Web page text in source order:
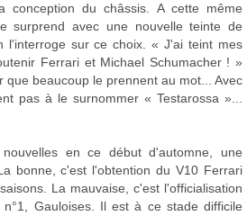
conception du châssis. A cette même
surprend avec une nouvelle teinte de
l'interroge sur ce choix. « J'ai teint mes
Ferrari et Michael Schumacher ! »
que beaucoup le prennent au mot... Avec
pas à le surnommer « Testarossa »...
en ce début d'automne, une
bonne, c'est l'obtention du V10 Ferrari
La mauvaise, c'est l'officialisation
Gauloises. Il est à ce stade difficile